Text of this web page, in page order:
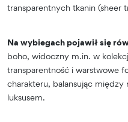
transparentnych tkanin (sheer
Na wybiegach pojawił się
boho, widoczny m.in. w
transparentność i warstwowe
charakteru, balansując
luksusem.